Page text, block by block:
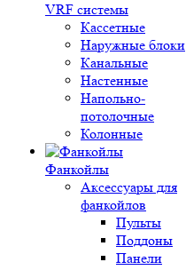
VRF системы
Кассетные
Наружные блоки
Канальные
Настенные
Напольно-
потолочные
Колонные
Фанкойлы
Аксессуары для
фанкойлов
Пульты
Поддоны
Панели